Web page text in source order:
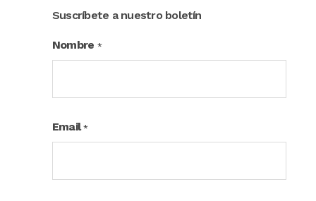
Suscríbete a nuestro boletín
Nombre *
Email*